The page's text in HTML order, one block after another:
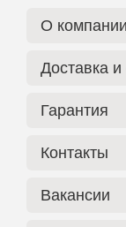
О компании
Доставка и
Гарантия
Контакты
Вакансии